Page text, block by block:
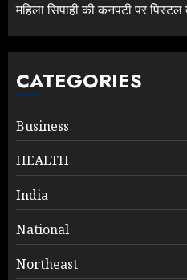
महिला सिपाही की कनपटी पर
CATEGORIES
Business
HEALTH
India
National
Northeast